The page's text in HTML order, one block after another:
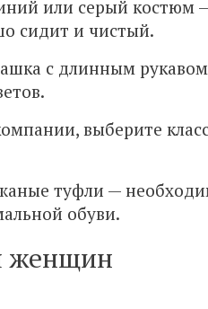
или серый костюм
сидит и чистый.
с длинным
выберите
туфли —
обуви.
женщин